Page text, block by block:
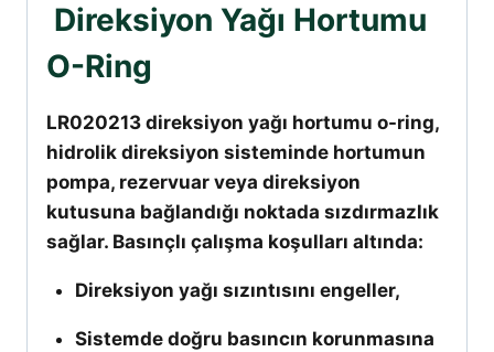
Direksiyon Yağı Hortumu
O-Ring
LR020213 direksiyon yağı hortumu o-ring,
hidrolik direksiyon sisteminde hortumun
pompa, rezervuar veya direksiyon
kutusuna bağlandığı noktada sızdırmazlık
sağlar. Basınçlı çalışma koşulları altında:
Direksiyon yağı sızıntısını engeller,
Sistemde doğru basıncın korunmasına